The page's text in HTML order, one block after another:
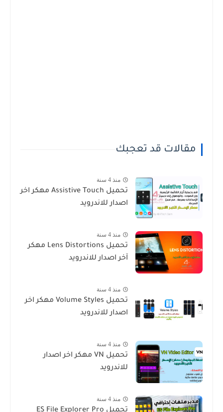
مقالات قد تعجبك
منذ 4 سنة
تحميل Assistive Touch‏ مهكر اخر
اصدار للاندرويد
منذ 4 سنة
تحميل Lens Distortions مهكر
آخر اصدار للاندرويد
منذ 4 سنة
تحميل Volume Styles مهكر اخر
اصدار للاندرويد
منذ 4 سنة
تحميل VN مهكر اخر اصدار
للاندرويد
منذ 4 سنة